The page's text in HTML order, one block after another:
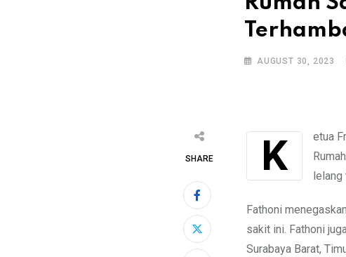
AUGUST 30, 2023
SHARE Ketua Fraksi Partai Golkar Surabaya, Arif Fathoni mengimbau agar pembangunan
Fathoni
sakit ini. Fathoni
Surabaya Barat,